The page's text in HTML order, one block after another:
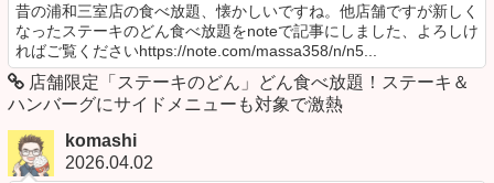
昔の浦和三室店の食べ放題、懐かしいですね。他店舗ですが新しく
なったステーキのどん食べ放題をnoteで記事にしました、よろしけ
ればご覧くださいhttps://note.com/massa358/n/n5...
店舗限定「ステーキのどん」どん食べ放題！ステーキ＆
ハンバーグにサイドメニューも対象で激熱
komashi
2026.04.02